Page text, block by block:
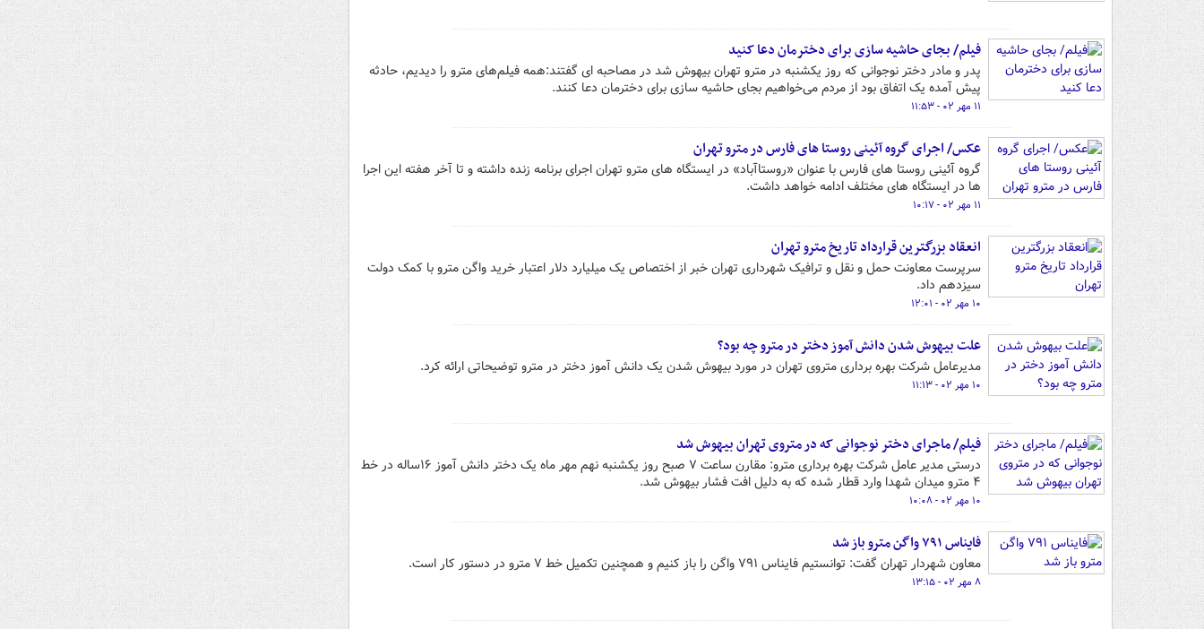
فیلم/ بجای حاشیه سازی برای دخترمان دعا کنید
پدر و مادر دختر نوجوانی که روز یکشنبه در مترو تهران بیهوش شد در مصاحبه ای گفتند:همه فیلم‌های مترو را دیدیم، حادثه
پیش آمده یک اتفاق بود از مردم می‌خواهیم بجای حاشیه سازی برای دخترمان دعا کنند.
۱۱ مهر ۰۲ - ۱۱:۵۳
عکس/ اجرای گروه آئینی روستا های فارس در مترو تهران
گروه آئینی روستا های فارس با عنوان «روستاآباد» در ایستگاه های مترو تهران اجرای برنامه زنده داشته و تا آخر هفته این اجرا
ها در ایستگاه های مختلف ادامه خواهد داشت.
۱۱ مهر ۰۲ - ۱۰:۱۷
انعقاد بزرگترین قرارداد تاریخ مترو تهران
سرپرست معاونت حمل و نقل و ترافیک شهرداری تهران خبر از اختصاص یک میلیارد دلار اعتبار خرید واگن مترو با کمک دولت
سیزدهم داد.
۱۰ مهر ۰۲ - ۱۲:۰۱
علت بیهوش شدن دانش آموز دختر در مترو چه بود؟
مدیرعامل شرکت بهره برداری متروی تهران در مورد بیهوش شدن یک دانش آموز دختر در مترو توضیحاتی ارائه کرد.
۱۰ مهر ۰۲ - ۱۱:۱۳
فیلم/ ماجرای دختر نوجوانی که در متروی تهران بیهوش شد
درستی مدیر عامل شرکت بهره برداری مترو: مقارن ساعت ۷ صبح روز یکشنبه نهم مهر ماه یک دختر دانش آموز ۱۶ساله در خط
۴ مترو میدان شهدا وارد قطار شده که به دلیل افت فشار بیهوش شد.
۱۰ مهر ۰۲ - ۱۰:۰۸
فایناس ۷۹۱ واگن مترو باز شد
معاون شهردار تهران گفت: توانستیم فایناس ۷۹۱ واگن را باز کنیم و همچنین تکمیل خط ۷ مترو در دستور کار است.
۸ مهر ۰۲ - ۱۳:۱۵